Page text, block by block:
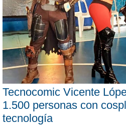
Tecnocomic Vicente
1.500 personas con
tecnología